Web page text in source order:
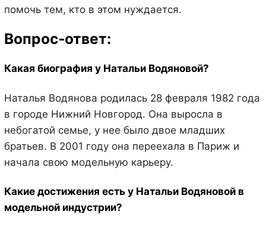
помочь тем, кто в этом нуждается.
Вопрос-ответ:
Какая биография у Натальи Водяновой?
Наталья Водянова родилась 28 февраля 1982 года
в городе Нижний Новгород. Она выросла в
небогатой семье, у нее было двое младших
братьев. В 2001 году она переехала в Париж и
начала свою модельную карьеру.
Какие достижения есть у Натальи Водяновой в
модельной индустрии?